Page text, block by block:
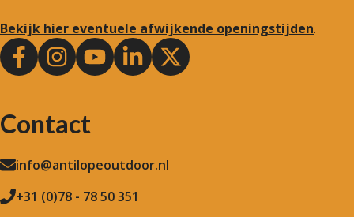
Bekijk hier eventuele afwijkende openingstijden.
Contact
info@antilopeoutdoor.nl
+31 (0)78 - 78 50 351